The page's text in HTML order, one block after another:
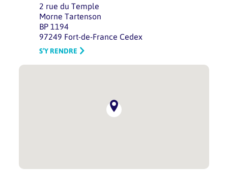
2 rue du Temple
Morne Tartenson
BP 1194
97249 Fort-de-France Cedex
S’Y RENDRE